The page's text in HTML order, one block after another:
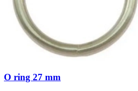
O ring 27 mm